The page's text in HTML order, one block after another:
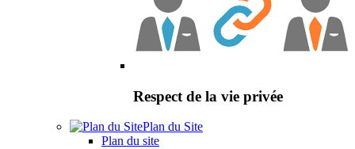
Respect de la vie privée
Plan du Site
Plan du site